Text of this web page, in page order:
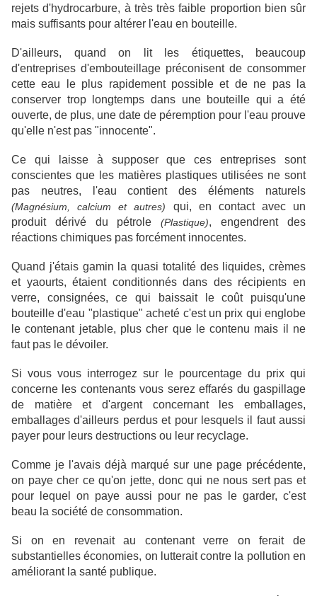
rejets d'hydrocarbure, à très très faible proportion bien sûr
mais suffisants pour altérer l'eau en bouteille.
D'ailleurs, quand on lit les étiquettes, beaucoup
d'entreprises d'embouteillage préconisent de consommer
cette eau le plus rapidement possible et de ne pas la
conserver trop longtemps dans une bouteille qui a été
ouverte, de plus, une date de péremption pour l'eau prouve
qu'elle n'est pas "innocente".
Ce qui laisse à supposer que ces entreprises sont
conscientes que les matières plastiques utilisées ne sont
pas neutres, l'eau contient des éléments naturels
(Magnésium, calcium et autres)
qui, en contact avec un
produit dérivé du pétrole(Plastique), engendrent des
réactions chimiques pas forcément innocentes.
Quand j'étais gamin la quasi totalité des liquides, crèmes
et yaourts, étaient conditionnés dans des récipients en
verre, consignées, ce qui baissait le coût puisqu'une
bouteille d'eau "plastique" acheté c'est un prix qui englobe
le contenant jetable, plus cher que le contenu mais il ne
faut pas le dévoiler.
Si vous vous interrogez sur le pourcentage du prix qui
concerne les contenants vous serez effarés du gaspillage
de matière et d'argent concernant les emballages,
emballages d'ailleurs perdus et pour lesquels il faut aussi
payer pour leurs destructions ou leur recyclage.
Comme je l'avais déjà marqué sur une page précédente,
on paye cher ce qu'on jette, donc qui ne nous sert pas et
pour lequel on paye aussi pour ne pas le garder, c'est
beau la société de consommation.
Si on en revenait au contenant verre on ferait de
substantielles économies, on lutterait contre la pollution en
améliorant la santé publique.